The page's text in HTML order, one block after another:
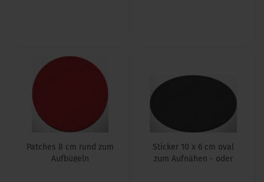
Patches 8 cm rund zum
Auf­bü­geln
Sti­cker 10 x 6 cm oval
zum Auf­nä­hen - oder